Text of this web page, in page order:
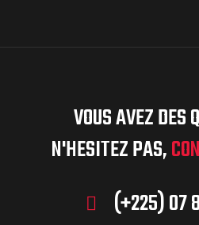
VOUS AVEZ DES
N'HESITEZ PAS,
(+225) 07